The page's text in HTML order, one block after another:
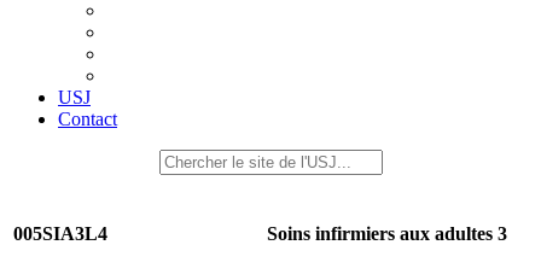
USJ
Contact
005SIA3L4 Soins infirmiers aux adultes 3